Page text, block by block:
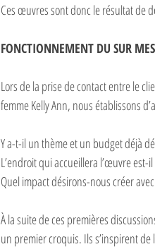
Ces œuvres sont donc le résultat de
FONCTIONNEMENT DU SUR
Lors de la prise de contact entre le
femme Kelly Ann, nous établissons
Y a-t-il un thème et un budget déjà
L’endroit qui accueillera l’œuvre est-
Quel impact désirons-nous créer
À la suite de ces premières
un premier croquis. Ils s’inspirent